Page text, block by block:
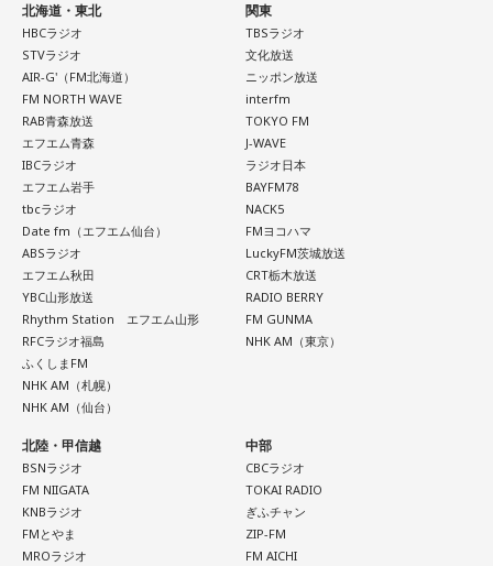
北海道・東北
HBCラジオ
STVラジオ
AIR-G'（FM北海道）
FM NORTH WAVE
RAB青森放送
エフエム青森
IBCラジオ
エフエム岩手
tbcラジオ
Date fm（エフエム仙台）
ABSラジオ
エフエム秋田
YBC山形放送
Rhythm Station エフエム山形
RFCラジオ福島
ふくしまFM
NHK AM（札幌）
NHK AM（仙台）
関東
TBSラジオ
文化放送
ニッポン放送
interfm
TOKYO FM
J-WAVE
ラジオ日本
BAYFM78
NACK5
FMヨコハマ
LuckyFM茨城放送
CRT栃木放送
RADIO BERRY
FM GUNMA
NHK AM（東京）
北陸・甲信越
BSNラジオ
FM NIIGATA
KNBラジオ
FMとやま
MROラジオ
中部
CBCラジオ
TOKAI RADIO
ぎふチャン
ZIP-FM
FM AICHI